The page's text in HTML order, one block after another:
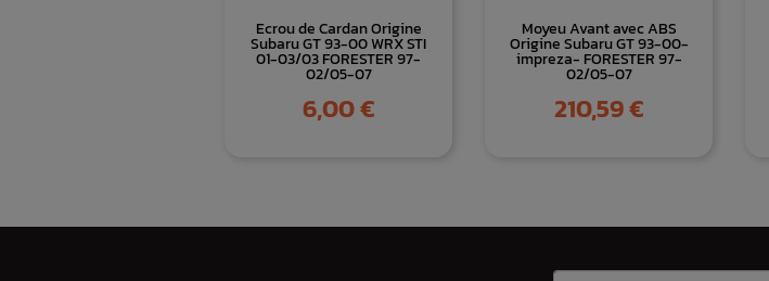
Ecrou de Cardan Origine
Subaru GT 93-00 WRX STI
01-03/03 FORESTER 97-
02/05-07
Prix
6,00 €
Moyeu Avant avec ABS
Origine Subaru GT 93-00-
impreza- FORESTER 97-
02/05-07
Prix
210,59 €